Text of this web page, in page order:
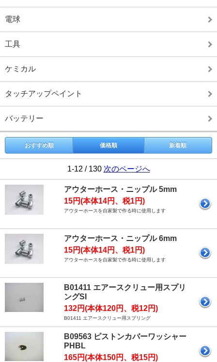
電球
工具
ケミカル
タッチアップペイント
バッテリー
おすすめ順 価格順 新着順
1-12 / 130 次のページへ
アウターホース・ニップル 5mm
15円(本体14円、税1円)
アウターホースを自家製で作る時に使用します
アウターホース・ニップル 6mm
15円(本体14円、税1円)
アウターホースを自家製で作る時に使用します
B01411 エアースクリュー用スプリ
ングSI
132円(本体120円、税12円)
B01411 エアースクリュー用スプリング
B09563 ピストンカバーワッシャー
PHBL
165円(本体150円、税15円)